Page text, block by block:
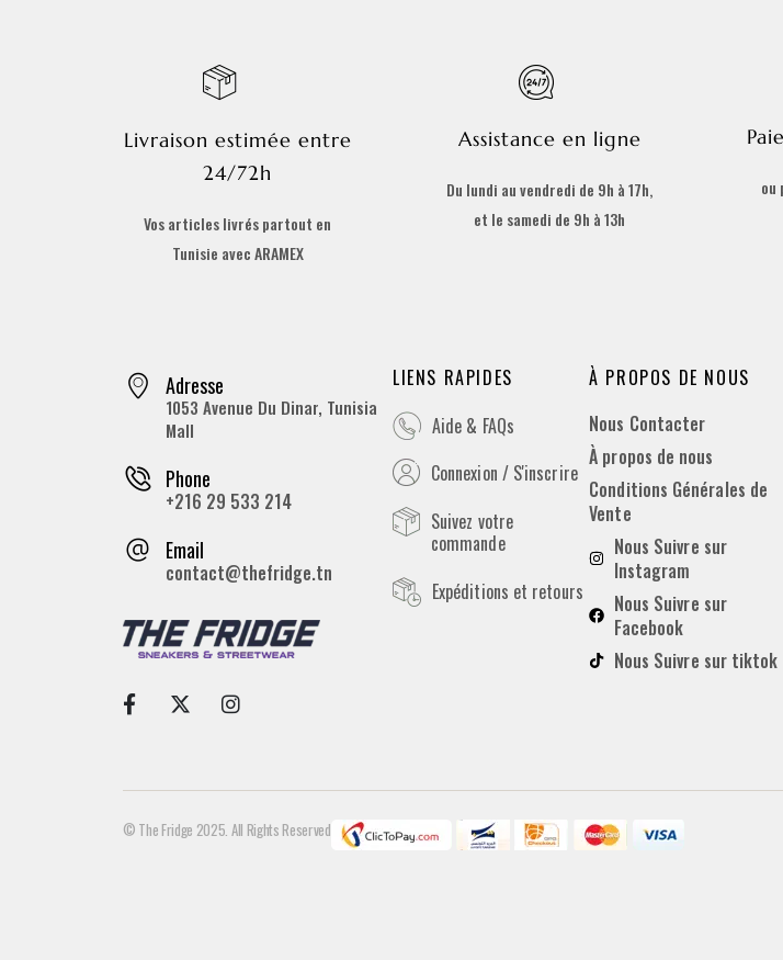
Livraison estimée entre
24/72h
Vos articles livrés partout en
Tunisie avec ARAMEX
Assistance en ligne
Du lundi au vendredi de 9h à 17h,
et le samedi de 9h à 13h
ou
Adresse
1053 Avenue Du Dinar, Tunisia
Mall
Phone
+216 29 533 214
Email
contact@thefridge.tn
LIENS RAPIDES
Aide & FAQs
Connexion / S'inscrire
Suivez votre
commande
Expéditions et retours
À PROPOS DE NOUS
Nous Contacter
À propos de nous
Conditions Générales de
Vente
Nous Suivre sur
Instagram
Nous Suivre sur
Facebook
Nous Suivre sur tiktok
© The Fridge 2025. All Rights Reserved